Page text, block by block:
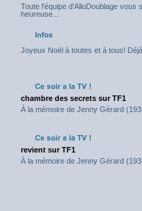
Toute l'équipe d'AlloDoublage vous
heureuse...
Joyeux Noël à toutes et à tous! Déjà
chambre des secrets sur TF1
À la mémoire de Jenny Gérard
revient sur TF1
À la mémoire de Jenny Gérard